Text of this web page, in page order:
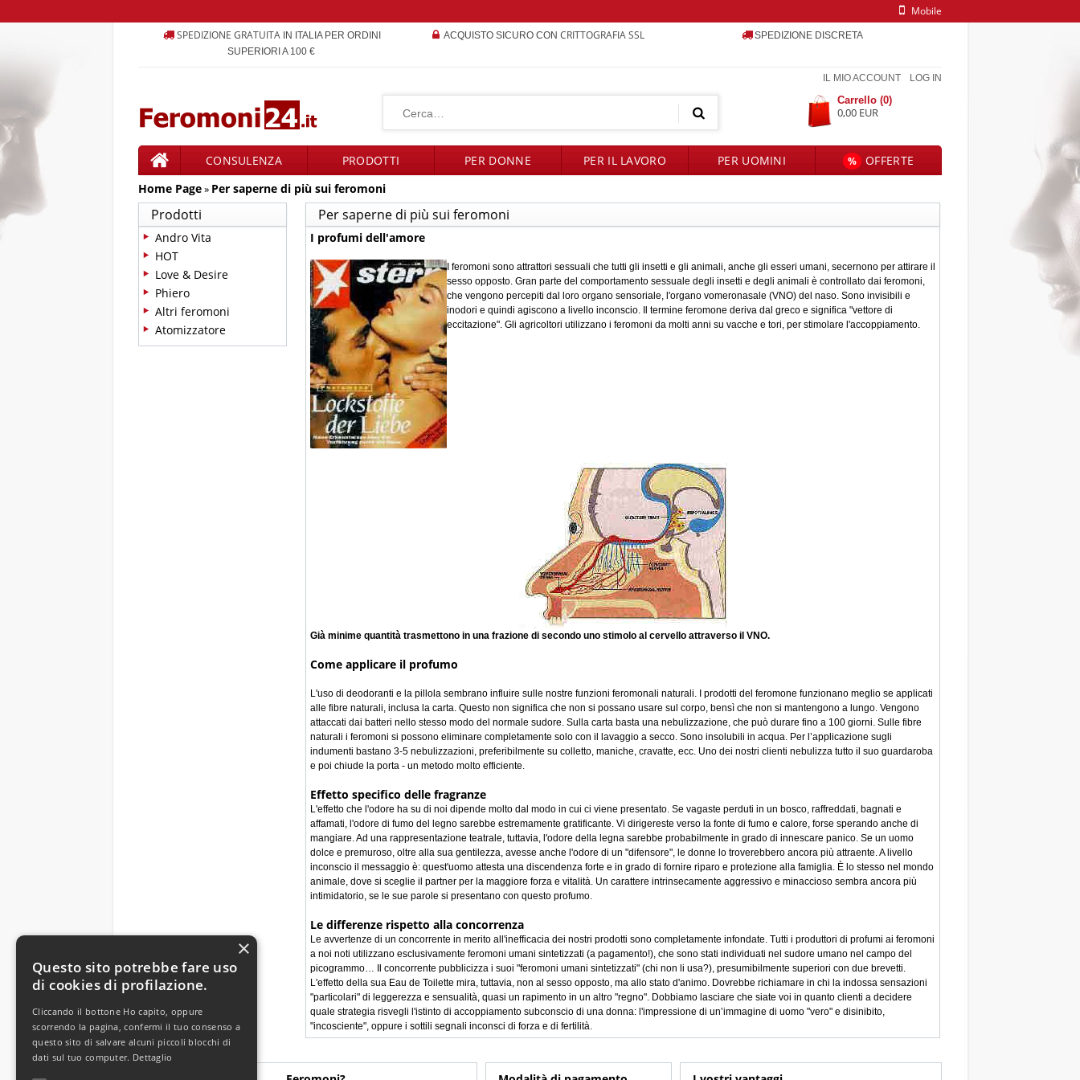
Mobile
SPEDIZIONE GRATUITAIN ITALIA PER ORDINI
SUPERIORI A 100 €
ACQUISTO SICURO CON CRITTOGRAFIA SSL SPEDIZIONE DISCRETA
LOG IN
IL MIO ACCOUNT
Carrello (0)
0,00 EUR
CONSULENZA
PRODOTTI
PRODOTTI PER DONNE PER IL LAVORO PER UOMINI %
OFFERTE
Home Page» Per saperne di più sui feromoni
Prodotti
Andro Vita
HOT
Love & Desire
Phiero
Altri feromoni
Atomizzatore
Per saperne di più sui feromoni
I profumi dell'amore
I feromoni sono attrattori sessuali che tutti gli insetti e gli animali, anche gli esseri umani, secernono per attirare il
sesso opposto. Gran parte del comportamento sessuale degli insetti e degli animali è controllato dai feromoni,
che vengono percepiti dal loro organo sensoriale, l'organo vomeronasale (VNO) del naso. Sono invisibili e
inodori e quindi agiscono a livello inconscio. Il termine feromone deriva dal greco e significa "vettore di
eccitazione". Gli agricoltori utilizzano i feromoni da molti anni su vacche e tori, per stimolare l'accoppiamento.
Già minime quantità trasmettono in una frazione di secondo uno stimolo al cervello attraverso il VNO.
Come applicare il profumo
L'uso di deodoranti e la pillola sembrano influire sulle nostre funzioni feromonali naturali. I prodotti del feromone funzionano meglio se applicati
alle fibre naturali, inclusa la carta. Questo non significa che non si possano usare sul corpo, bensì che non si mantengono a lungo. Vengono
attaccati dai batteri nello stesso modo del normale sudore. Sulla carta basta una nebulizzazione, che può durare fino a 100 giorni. Sulle fibre
naturali i feromoni si possono eliminare completamente solo con il lavaggio a secco. Sono insolubili in acqua. Per l’applicazione sugli
indumenti bastano 3-5 nebulizzazioni, preferibilmente su colletto, maniche, cravatte, ecc. Uno dei nostri clienti nebulizza tutto il suo guardaroba
e poi chiude la porta - un metodo molto efficiente.
Effetto specifico delle fragranze
L'effetto che l'odore ha su di noi dipende molto dal modo in cui ci viene presentato. Se vagaste perduti in un bosco, raffreddati, bagnati e
affamati, l'odore di fumo del legno sarebbe estremamente gratificante. Vi dirigereste verso la fonte di fumo e calore, forse sperando anche di
mangiare. Ad una rappresentazione teatrale, tuttavia, l'odore della legna sarebbe probabilmente in grado di innescare panico. Se un uomo
dolce e premuroso, oltre alla sua gentilezza, avesse anche l'odore di un "difensore", le donne lo troverebbero ancora più attraente. A livello
inconscio il messaggio è: quest'uomo attesta una discendenza forte e in grado di fornire riparo e protezione alla famiglia. È lo stesso nel mondo
animale, dove si sceglie il partner per la maggiore forza e vitalità. Un carattere intrinsecamente aggressivo e minaccioso sembra ancora più
intimidatorio, se le sue parole si presentano con questo profumo.
Le differenze rispetto alla concorrenza
Le avvertenze di un concorrente in merito all'inefficacia dei nostri prodotti sono completamente infondate. Tutti i produttori di profumi ai feromoni
a noi noti utilizzano esclusivamente feromoni umani sintetizzati (a pagamento!), che sono stati individuati nel sudore umano nel campo del
picogrammo… Il concorrente pubblicizza i suoi "feromoni umani sintetizzati" (chi non li usa?), presumibilmente superiori con due brevetti.
L'effetto della sua Eau de Toilette mira, tuttavia, non al sesso opposto, ma allo stato d'animo. Dovrebbe richiamare in chi la indossa sensazioni
"particolari" di leggerezza e sensualità, quasi un rapimento in un altro "regno". Dobbiamo lasciare che siate voi in quanto clienti a decidere
quale strategia risvegli l'istinto di accoppiamento subconscio di una donna: l'impressione di un’immagine di uomo "vero" e disinibito,
"incosciente", oppure i sottili segnali inconsci di forza e di fertilità.
Questo sito potrebbe fare uso
di cookies di profilazione.
Cliccando il bottone Ho capito, oppure
scorrendo la pagina, confermi il tuo consenso a
questo sito di salvare alcuni piccoli blocchi di
dati sul tuo computer. Dettaglio
×